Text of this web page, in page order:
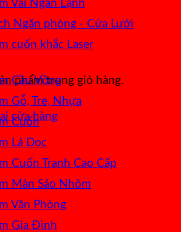
phẩm trong giỏ hàng.
cửa hàng
Vải Ngăn Lạnh
Ngăn phòng - Cửa Lưới
cuốn khắc Laser
Cầu Vồng
Gỗ, Tre, Nhựa
Cuốn
Lá Dọc
Cuốn Tranh Cao Cấp
Màn Sáo Nhôm
Văn Phòng
Gia Đình